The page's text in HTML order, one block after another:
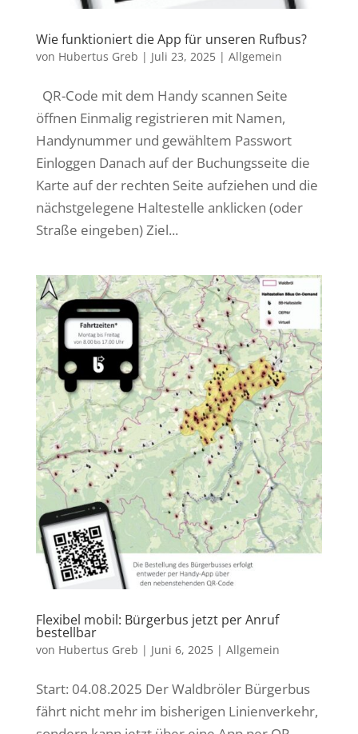
Wie funktioniert die App für unseren Rufbus?
von Hubertus Greb | Juli 23, 2025| Allgemein
QR-Code mit dem Handy scannen Seite
öffnen Einmalig registrieren mit Namen,
Handynummer und gewähltem Passwort
Einloggen Danach auf der Buchungsseite die
Karte auf der rechten Seite aufziehen und die
nächstgelegene Haltestelle anklicken (oder
Straße eingeben) Ziel...
Flexibel mobil: Bürgerbus jetzt per Anruf
bestellbar
von Hubertus Greb | Juni 6, 2025| Allgemein
Start: 04.08.2025 Der Waldbröler Bürgerbus
fährt nicht mehr im bisherigen Linienverkehr,